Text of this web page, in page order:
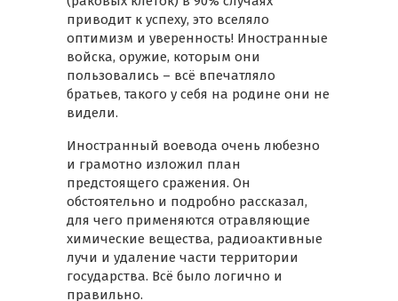
приводит к успеху, это вселяло
оптимизм и уверенность! Иностранные
войска, оружие, которым они
пользовались – всё впечатляло
братьев, такого у себя на родине они не
видели.
Иностранный воевода очень любезно
и грамотно изложил план
предстоящего сражения. Он
обстоятельно и подробно рассказал,
для чего применяются отравляющие
химические вещества, радиоактивные
лучи и удаление части территории
государства. Всё было логично и
правильно.